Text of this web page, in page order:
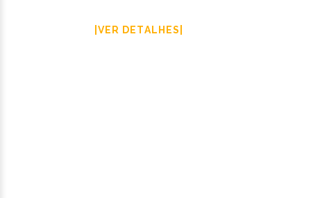
|VER DETALHES|